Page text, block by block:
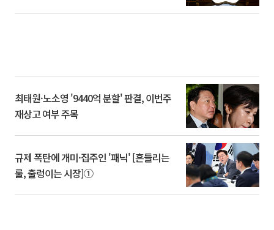
최태원·노소영 '9440억 분할' 판결, 이번주
재상고 여부 주목
규제 폭탄에 개미·집주인 '패닉' [흔들리는
룰, 출렁이는 시장]①